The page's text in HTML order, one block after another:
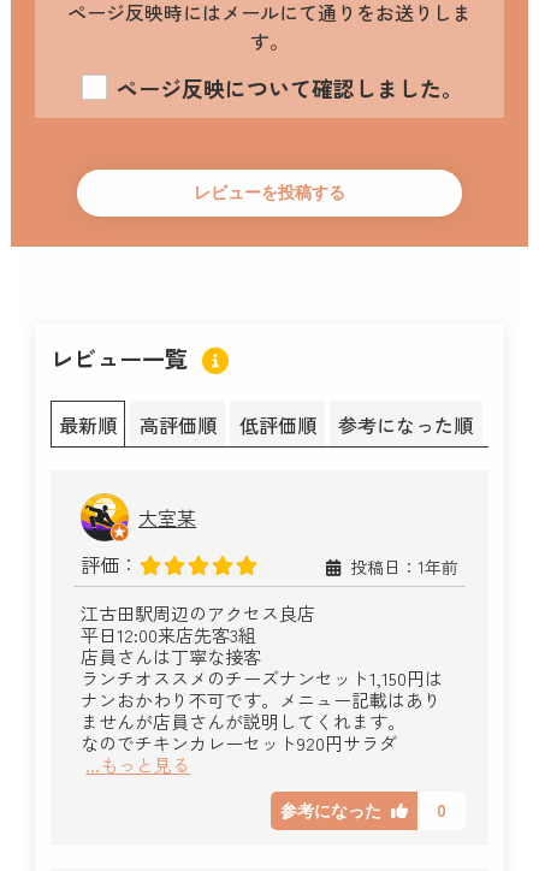
ページ反映時にはメールにて通りをお送りしま
す。
ページ反映について確認しました。
レビュー一覧
最新順 高評価順 低評価順 参考になった順
大室某
評価：
投稿日：1年前
江古田駅周辺のアクセス良店
平日12:00来店先客3組
店員さんは丁寧な接客
ランチオススメのチーズナンセット1,150円は
ナンおかわり不可です。メニュー記載はあり
ませんが店員さんが説明してくれます。
なのでチキンカレーセット920円サラダ
...もっと見る
参考になった 0